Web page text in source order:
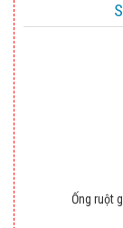
Ống ruột